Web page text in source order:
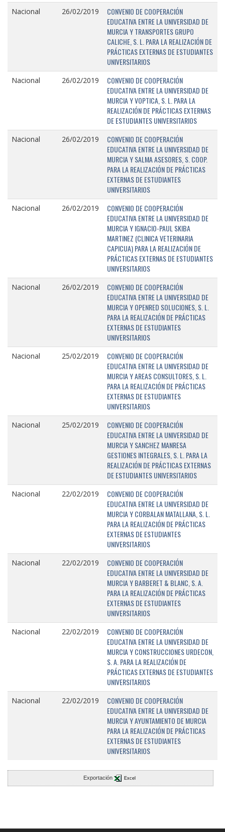
Nacional 26/02/2019
CONVENIO DE COOPERACIÓN
EDUCATIVA ENTRE LA UNIVERSIDAD DE
MURCIA Y TRANSPORTES GRUPO
CALICHE, S. L. PARA LA REALIZACIÓN DE
PRÁCTICAS EXTERNAS DE ESTUDIANTES
UNIVERSITARIOS
Nacional 26/02/2019
CONVENIO DE COOPERACIÓN
EDUCATIVA ENTRE LA UNIVERSIDAD DE
MURCIA Y VOPTICA, S. L. PARA LA
REALIZACIÓN DE PRÁCTICAS EXTERNAS
DE ESTUDIANTES UNIVERSITARIOS
Nacional 26/02/2019
CONVENIO DE COOPERACIÓN
EDUCATIVA ENTRE LA UNIVERSIDAD DE
MURCIA Y SALMA ASESORES, S. COOP.
PARA LA REALIZACIÓN DE PRÁCTICAS
EXTERNAS DE ESTUDIANTES
UNIVERSITARIOS
Nacional 26/02/2019
CONVENIO DE COOPERACIÓN
EDUCATIVA ENTRE LA UNIVERSIDAD DE
MURCIA Y IGNACIO-PAUL SKIBA
MARTINEZ (CLINICA VETERINARIA
CAPICUA) PARA LA REALIZACIÓN DE
PRÁCTICAS EXTERNAS DE ESTUDIANTES
UNIVERSITARIOS
Nacional 26/02/2019
CONVENIO DE COOPERACIÓN
EDUCATIVA ENTRE LA UNIVERSIDAD DE
MURCIA Y OPENRED SOLUCIONES, S. L.
PARA LA REALIZACIÓN DE PRÁCTICAS
EXTERNAS DE ESTUDIANTES
UNIVERSITARIOS
Nacional 25/02/2019
CONVENIO DE COOPERACIÓN
EDUCATIVA ENTRE LA UNIVERSIDAD DE
MURCIA Y AREAS CONSULTORES, S. L.
PARA LA REALIZACIÓN DE PRÁCTICAS
EXTERNAS DE ESTUDIANTES
UNIVERSITARIOS
Nacional 25/02/2019
CONVENIO DE COOPERACIÓN
EDUCATIVA ENTRE LA UNIVERSIDAD DE
MURCIA Y SANCHEZ MANRESA
GESTIONES INTEGRALES, S. L. PARA LA
REALIZACIÓN DE PRÁCTICAS EXTERNAS
DE ESTUDIANTES UNIVERSITARIOS
Nacional 22/02/2019
CONVENIO DE COOPERACIÓN
EDUCATIVA ENTRE LA UNIVERSIDAD DE
MURCIA Y CORBALAN MATALLANA, S. L.
PARA LA REALIZACIÓN DE PRÁCTICAS
EXTERNAS DE ESTUDIANTES
UNIVERSITARIOS
Nacional 22/02/2019
CONVENIO DE COOPERACIÓN
EDUCATIVA ENTRE LA UNIVERSIDAD DE
MURCIA Y BARBERET & BLANC, S. A.
PARA LA REALIZACIÓN DE PRÁCTICAS
EXTERNAS DE ESTUDIANTES
UNIVERSITARIOS
Nacional 22/02/2019
CONVENIO DE COOPERACIÓN
EDUCATIVA ENTRE LA UNIVERSIDAD DE
MURCIA Y CONSTRUCCIONES URDECON,
S. A. PARA LA REALIZACIÓN DE
PRÁCTICAS EXTERNAS DE ESTUDIANTES
UNIVERSITARIOS
Nacional 22/02/2019
CONVENIO DE COOPERACIÓN
EDUCATIVA ENTRE LA UNIVERSIDAD DE
MURCIA Y AYUNTAMIENTO DE MURCIA
PARA LA REALIZACIÓN DE PRÁCTICAS
EXTERNAS DE ESTUDIANTES
UNIVERSITARIOS
Exportación Excel